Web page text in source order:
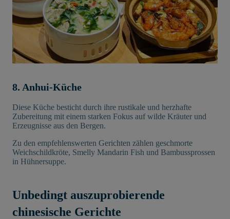
8. Anhui-Küche
Diese Küche besticht durch ihre rustikale und herzhafte
Zubereitung mit einem starken Fokus auf wilde Kräuter und
Erzeugnisse aus den Bergen.
Zu den empfehlenswerten Gerichten zählen geschmorte
Weichschildkröte, Smelly Mandarin Fish und Bambussprossen
in Hühnersuppe.
Unbedingt auszuprobierende
chinesische Gerichte